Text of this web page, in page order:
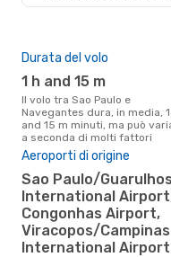
Durata del volo
1 h and 15 m
Il volo tra Sao Paulo e
Navegantes dura, in media, 1
and 15 m minuti, ma può
a seconda di molti fattori
Aeroporti di origine
Sao Paulo/Guarulhos
International
Congonhas Airport,
Viracopos/Campinas
International Airport